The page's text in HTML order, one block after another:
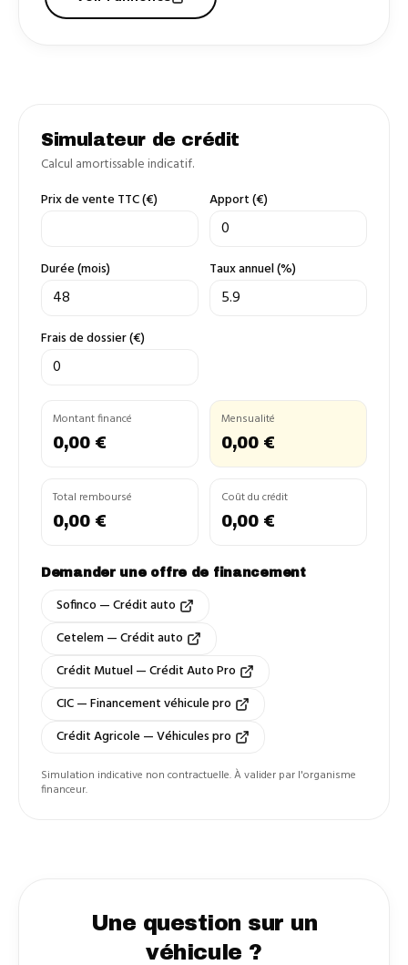
Simulateur de crédit
Calcul amortissable indicatif.
Prix de vente TTC (€)
Apport (€)
Durée (mois) Taux annuel (%)
Frais de dossier (€)
Montant financé
0,00 €
Mensualité
0,00 €
Total remboursé
0,00 €
Coût du crédit
0,00 €
Demander une offre de financement
Sofinco — Crédit auto
Cetelem — Crédit auto
Crédit Mutuel — Crédit Auto Pro
CIC — Financement véhicule pro
Crédit Agricole — Véhicules pro
Simulation indicative non contractuelle. À valider par l'organisme
financeur.
Une question sur un
véhicule ?